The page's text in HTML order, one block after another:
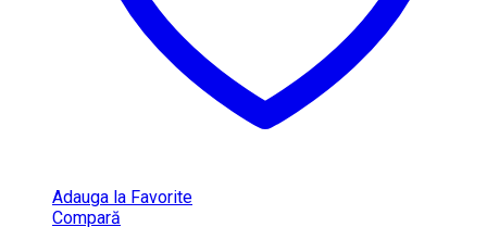
Adauga la Favorite
Compară